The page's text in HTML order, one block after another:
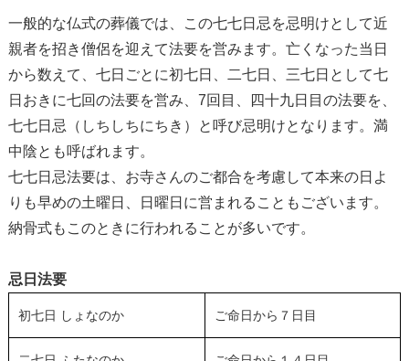
一般的な仏式の葬儀では、この七七日忌を忌明けとして近
親者を招き僧侶を迎えて法要を営みます。亡くなった当日
から数えて、七日ごとに初七日、二七日、三七日として七
日おきに七回の法要を営み、7回目、四十九日目の法要を、
七七日忌（しちしちにちき）と呼び忌明けとなります。満
中陰とも呼ばれます。
七七日忌法要は、お寺さんのご都合を考慮して本来の日よ
りも早めの土曜日、日曜日に営まれることもございます。
納骨式もこのときに行われることが多いです。
忌日法要
初七日 しょなのか ご命日から７日目